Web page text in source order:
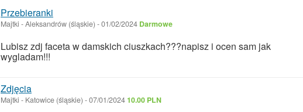
Przebieranki
Majtki -Aleksandrów (śląskie) -01/02/2024 Darmowe
Lubisz zdj faceta w damskich ciuszkach???napisz i ocen sam jak
wygladam!!!
Zdjęcia
Majtki - Katowice (śląskie) -07/01/202410.00 PLN